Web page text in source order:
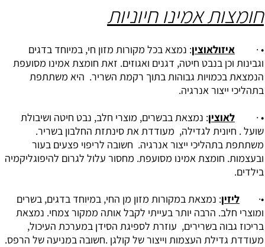
חומצות אמינו חיוניות
• · איזולאוצין: נמצא בכל מקורות מזון חי, במיוחד בדגים
וגבינות וכן בנבט חיטה, דגנים ואגוזים. זאת חומצת אמינו מסועפת
הנמצאת בכמויות גבוהות בתוך רקמת השריר. היא משתתפת
בתהליכי ייצור אנרגיה.
• · לאוצין: נמצאת בבשרים, מוצרי חלב, נבט חיטה ושיבולת
שועל . חיונית לגדילה, מעודדת את סינתזת החלבון בשריר.
משתתפת בתהליכי ייצור אנרגיה. חשובה לריפוי פצעים בעור
ובעצמות. חומצת אמינו מסועפת. מחסור עלול לגרום להיפוגליקמיה
בילדים.
•· ליזין: נמצאת במקורות מזון מן החי, במיוחד בדגים, בשרים
ומוצרי חלב. הרבה יותר בעייתי לקבל אותה ממקור צמחי. נמצאת
בריכוז גבוה בשרירים, עוזרת לספיגת הסידן במערכת העיכול,
מעודדת גדילת העצמות וייצור של קולגן .חשובה במניעה של הרפס.